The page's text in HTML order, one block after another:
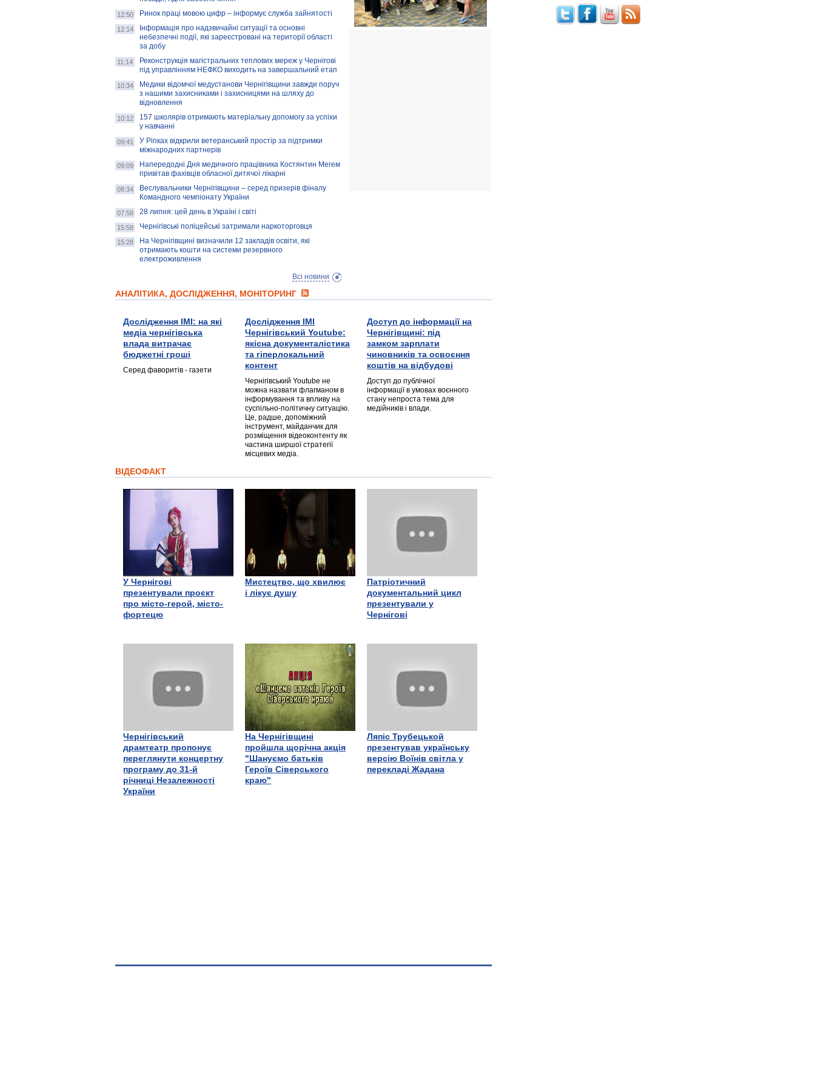
12:50 Ринок праці мовою цифр – інформує служба зайнятості
12:14
Інформація про надзвичайні ситуації та основні
небезпечні події, які зареєстровані на території області
за добу
11:14
Реконструкція магістральних теплових мереж у Чернігові
під управлінням НЕФКО виходить на завершальний етап
10:34
Медики відомчої медустанови Чернігівщини завжди поруч
з нашими захисниками і захисницями на шляху до
відновлення
10:12
157 школярів отримають матеріальну допомогу за успіхи
у навчанні
09:41
У Ріпках відкрили ветеранський простір за підтримки
міжнародних партнерів
09:09
Напередодні Дня медичного працівника Костянтин Мегем
привітав фахівців обласної дитячої лікарні
08:34
Веслувальники Чернігівщини – серед призерів фіналу
Командного чемпіонату України
07:58 28 липня: цей день в Україні і світі
15:58 Чернігівські поліцейські затримали наркоторговця
15:28
На Чернігівщині визначили 12 закладів освіти, які
отримають кошти на системи резервного
електроживлення
Всі новини
АНАЛІТИКА, ДОСЛІДЖЕННЯ, МОНІТОРИНГ
Дослідження ІМІ: на які
медіа чернігівська
влада витрачає
бюджетні гроші
Серед фаворитів - газети
Дослідження ІМІ
Чернігівський Youtube:
якісна документалістика
та гіперлокальний
контент
Чернігівський Youtube не
можна назвати флагманом в
інформування та впливу на
суспільно-політичну ситуацію.
Це, радше, допоміжний
інструмент, майданчик для
розміщення відеоконтенту як
частина ширшої стратегії
місцевих медіа.
Доступ до інформації на
Чернігівщині: під
замком зарплати
чиновників та освоєння
коштів на відбудові
Доступ до публічної
інформації в умовах воєнного
стану непроста тема для
медійників і влади.
ВІДЕОФАКТ
У Чернігові
презентували проєкт
про місто-герой, місто-
фортецю
Мистецтво, що хвилює
і лікує душу
Патріотичний
документальний цикл
презентували у
Чернігові
Чернігівський
драмтеатр пропонує
переглянути концертну
програму до 31-й
річниці Незалежності
України
На Чернігівщині
пройшла щорічна акція
"Шануємо батьків
Героїв Сіверського
краю"
Ляпіс Трубецькой
презентував українську
версію Воїнів світла у
перекладі Жадана